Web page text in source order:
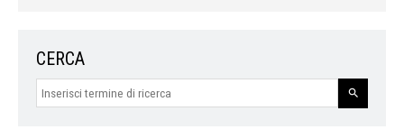
CERCA